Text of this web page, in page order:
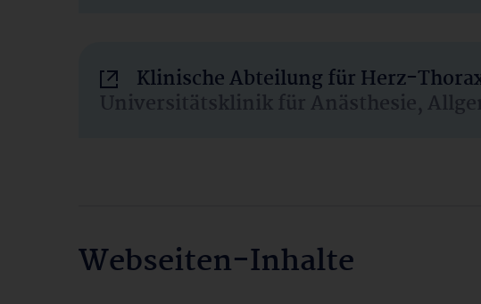
Klinische Abteilung für Herz-
Universitätsklinik für Anästhesie,
Webseiten-Inhalte